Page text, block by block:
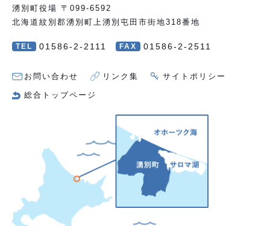
湧別町役場 〒099-6592
北海道紋別郡湧別町上湧別屯田市街地318番地
TEL 01586-2-2111 FAX 01586-2-2511
お問い合わせ リンク集 サイトポリシー
総合トップページ